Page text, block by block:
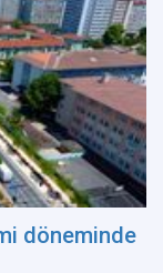
döneminde